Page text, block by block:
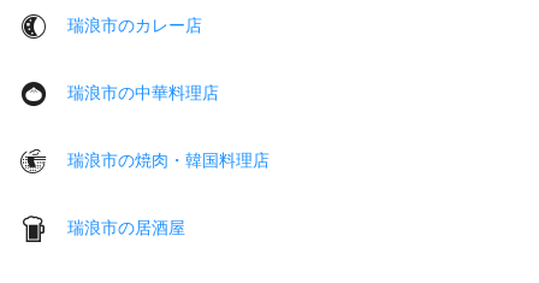
瑞浪市のカレー店
瑞浪市の中華料理店
瑞浪市の焼肉・韓国料理店
瑞浪市の居酒屋